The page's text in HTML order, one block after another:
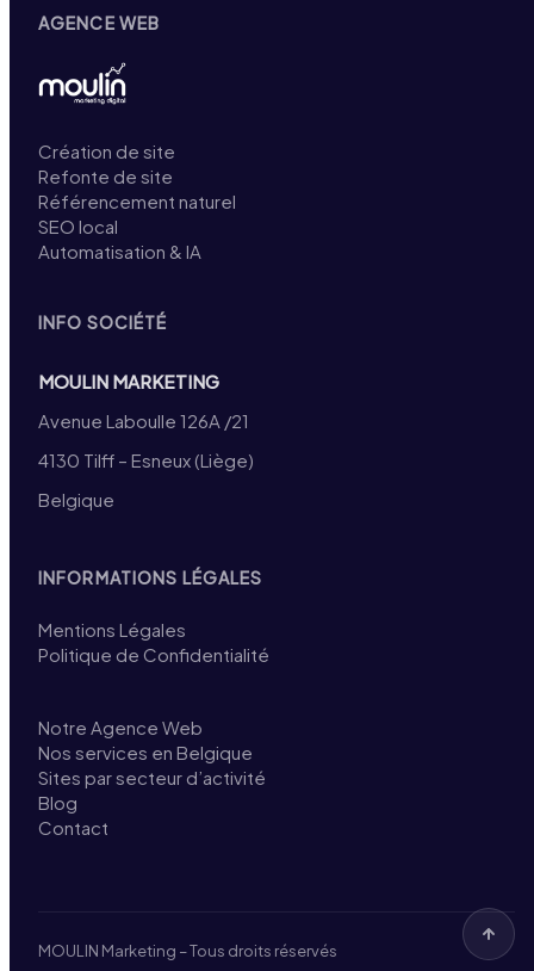
AGENCE WEB
Création de site
Refonte de site
Référencement naturel
SEO local
Automatisation & IA
INFO SOCIÉTÉ
MOULIN MARKETING
Avenue Laboulle 126A /21
4130 Tilff – Esneux (Liège)
Belgique
INFORMATIONS LÉGALES
Mentions Légales
Politique de Confidentialité
Notre Agence Web
Nos services en Belgique
Sites par secteur d’activité
Blog
Contact
MOULIN Marketing – Tous droits réservés